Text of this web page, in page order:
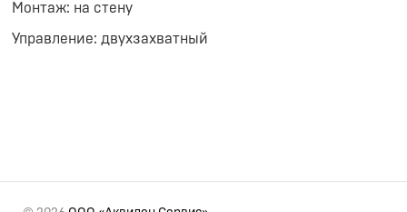
Монтаж: на стену
Управление: двухзахватный